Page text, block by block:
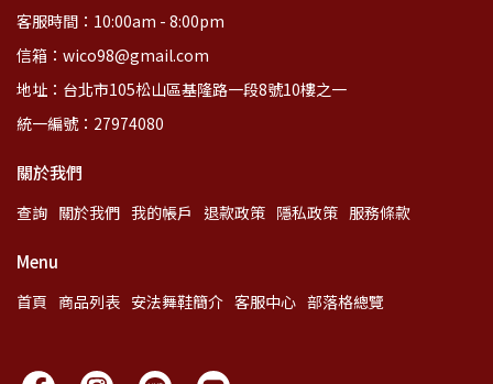
客服時間：10:00am - 8:00pm
信箱：wico98@gmail.com
地址：台北市105松山區基隆路一段8號10樓之一
統一編號：27974080
關於我們
查詢 關於我們 我的帳戶 退款政策 隱私政策 服務條款
Menu
首頁 商品列表 安法舞鞋簡介 客服中心 部落格總覽